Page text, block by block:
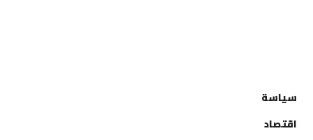
سياسة
اقتصاد